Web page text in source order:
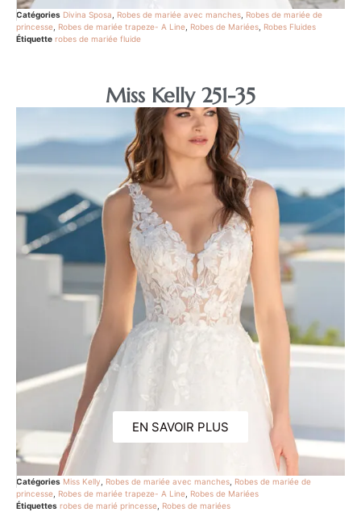
Catégories Divina Sposa Robes de mariée avec manches Robes de mariée de
princesse Robes de mariée trapeze- A Line Robes de Mariées Robes Fluides
Étiquette robes de mariée fluide
Miss Kelly 251-35
EN SAVOIR PLUS
Catégories Miss Kelly Robes de mariée avec manches Robes de mariée de
princesse Robes de mariée trapeze- A Line Robes de Mariées
Étiquettes robes de marié princesse Robes de mariées